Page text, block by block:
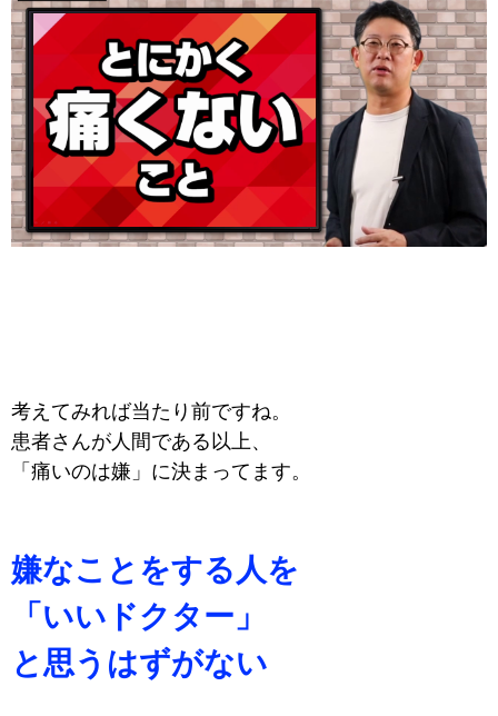
考えてみれば当たり前ですね。
患者さんが人間である以上、
「痛いのは嫌」に決まってます。
嫌なことをする人を
「いいドクター」
と思うはずがない